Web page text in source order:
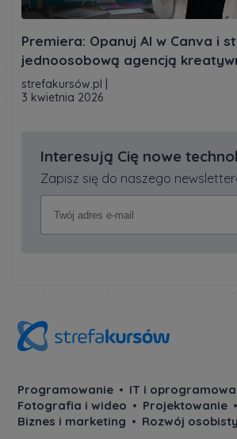
Premiera: Opanuj AI w Canva i
jednoosobową agencją
strefakursów.pl
3 kwietnia 2026
Interesują Cię nowe
Zapisz się do naszego
Programowanie
IT i
Fotografia i wideo
Projektowanie
Biznes i marketing
Rozwój osobisty